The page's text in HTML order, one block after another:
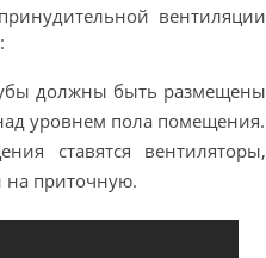
вентиляции
должны быть размещены
уровнем пола помещения.
ставятся вентиляторы,
приточную.